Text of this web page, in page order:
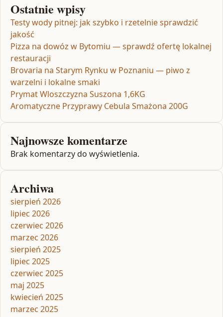
Ostatnie wpisy
Testy wody pitnej: jak szybko i rzetelnie sprawdzić
jakość
Pizza na dowóz w Bytomiu — sprawdź ofertę lokalnej
restauracji
Brovaria na Starym Rynku w Poznaniu — piwo z
warzelni i lokalne smaki
Prymat Wloszczyzna Suszona 1,6KG
Aromatyczne Przyprawy Cebula Smażona 200G
Najnowsze komentarze
Brak komentarzy do wyświetlenia.
Archiwa
sierpień 2026
lipiec 2026
czerwiec 2026
marzec 2026
sierpień 2025
lipiec 2025
czerwiec 2025
maj 2025
kwiecień 2025
marzec 2025